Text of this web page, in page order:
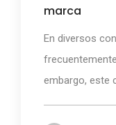
marca
En diversos
embargo, este